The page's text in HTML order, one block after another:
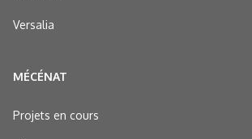
Versalia
MÉCÉNAT
Projets en cours